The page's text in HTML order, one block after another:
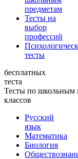
предметам
Тесты на
выбор
профессий
тесты
бесплатных
теста
Тесты по школьным
классов
Русский
язык
Математика
Биология